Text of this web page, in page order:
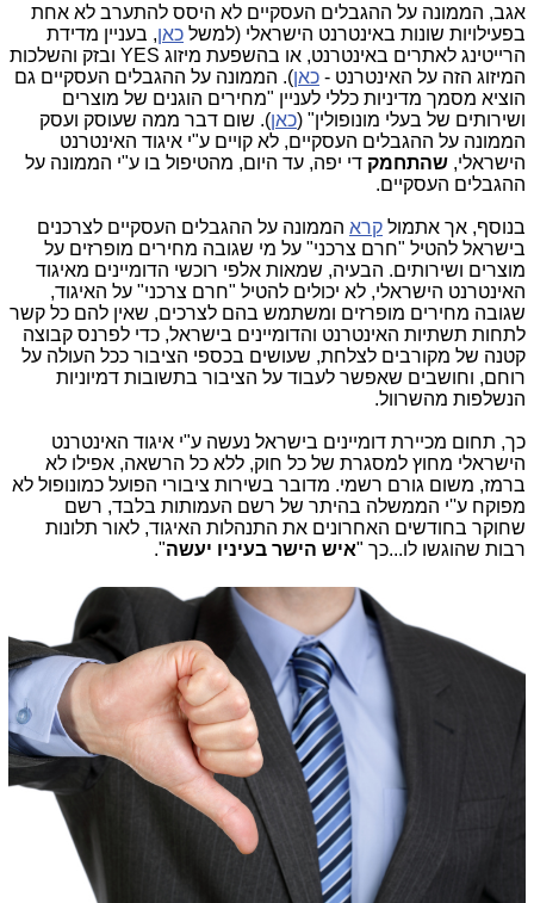
אגב, הממונה על ההגבלים העסקיים לא היסס להתערב לא אחת
בפעילויות שונות באינטרנט הישראלי (למשל כאן, בעניין מדידת
הרייטינג לאתרים באינטרנט, או בהשפעת מיזוג YES ובזק והשלכות
המיזוג הזה על האינטרנט - כאן). הממונה על ההגבלים העסקיים גם
הוציא מסמך מדיניות כללי לעניין "מחירים הוגנים של מוצרים
ושירותים של בעלי מונופולין" (כאן). שום דבר ממה שעוסק ועסק
הממונה על ההגבלים העסקיים, לא קויים ע"י איגוד האינטרנט
הישראלי, שהתחמק די יפה, עד היום, מהטיפול בו ע"י הממונה על
ההגבלים העסקיים.
בנוסף, אך אתמול קרא הממונה על ההגבלים העסקיים לצרכנים
בישראל להטיל "חרם צרכני" על מי שגובה מחירים מופרזים על
מוצרים ושירותים. הבעיה, שמאות אלפי רוכשי הדומיינים מאיגוד
האינטרנט הישראלי, לא יכולים להטיל "חרם צרכני" על האיגוד,
שגובה מחירים מופרזים ומשתמש בהם לצרכים, שאין להם כל קשר
לתחות תשתיות האינטרנט והדומיינים בישראל, כדי לפרנס קבוצה
קטנה של מקורבים לצלחת, שעושים בכספי הציבור ככל העולה על
רוחם, וחושבים שאפשר לעבוד על הציבור בתשובות דמיוניות
הנשלפות מהשרוול.
כך, תחום מכיירת דומיינים בישראל נעשה ע"י איגוד האינטרנט
הישראלי מחוץ למסגרת של כל חוק, ללא כל הרשאה, אפילו לא
ברמז, משום גורם רשמי. מדובר בשירות ציבורי הפועל כמונופול לא
מפוקח ע''י הממשלה בהיתר של רשם העמותות בלבד, רשם
שחוקר בחודשים האחרונים את התנהלות האיגוד, לאור תלונות
רבות שהוגשו לו...כך "איש הישר בעיניו יעשה".